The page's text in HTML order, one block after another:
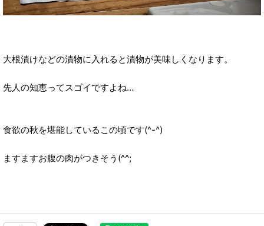
大根漬けなどの漬物に入れると漬物が美味しくなります。
先人の知恵ってスゴイですよね…
食欲の秋を堪能しているこの頃です(^-^)
ますますお腹の肉がつきそう(^^;